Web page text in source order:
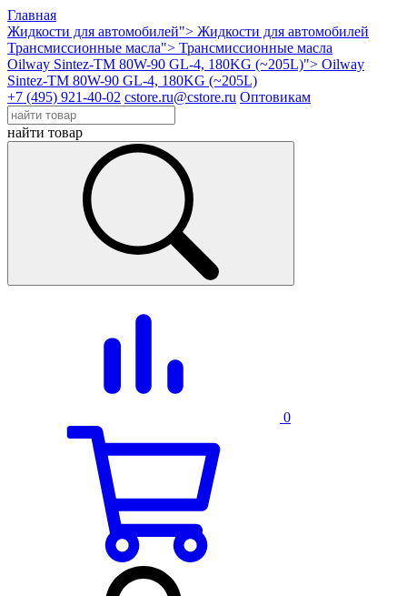
Главная
Жидкости для автомобилей"> Жидкости для автомобилей
Трансмиссионные масла"> Трансмиссионные масла
Oilway Sintez-TM 80W-90 GL-4, 180KG (~205L)"> Oilway
Sintez-TM 80W-90 GL-4, 180KG (~205L)
+7 (495) 921-40-02 cstore.ru@cstore.ru Оптовикам
найти товар
0